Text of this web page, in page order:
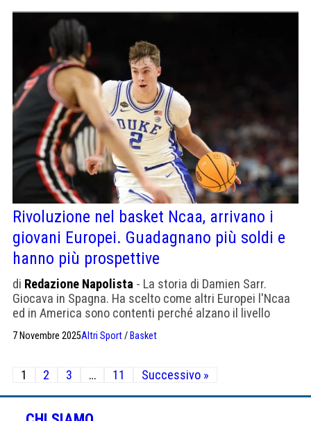
Rivoluzione nel basket Ncaa, arrivano i
giovani Europei. Guadagnano più soldi e
hanno più prospettive
di Redazione Napolista - La storia di Damien Sarr.
Giocava in Spagna. Ha scelto come altri Europei l'Ncaa
ed in America sono contenti perché alzano il livello
7 Novembre 2025Altri Sport/ Basket
Paginazione
degli
articoli
1 2 3 … 11 Successivo »